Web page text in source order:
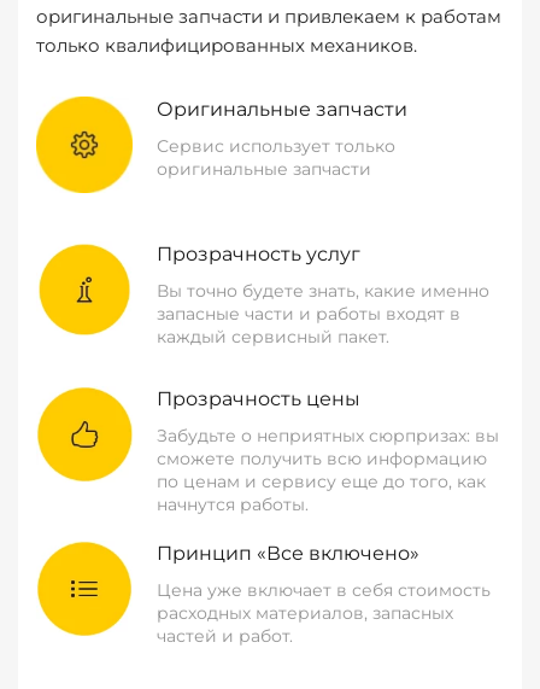
оригинальные запчасти и привлекаем к работам
только квалифицированных механиков.
Оригинальные запчасти
Сервис использует только
оригинальные запчасти
Прозрачность услуг
Вы точно будете знать, какие именно
запасные части и работы входят в
каждый сервисный пакет.
Прозрачность цены
Забудьте о неприятных сюрпризах: вы
сможете получить всю информацию
по ценам и сервису еще до того, как
начнутся работы.
Принцип «Все включено»
Цена уже включает в себя стоимость
расходных материалов, запасных
частей и работ.